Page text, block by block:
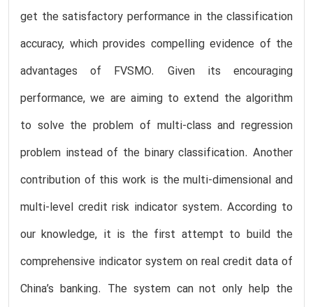
get the satisfactory performance in the classification
accuracy, which provides compelling evidence of the
advantages of FVSMO. Given its encouraging
performance, we are aiming to extend the algorithm
to solve the problem of multi-class and regression
problem instead of the binary classification. Another
contribution of this work is the multi-dimensional and
multi-level credit risk indicator system. According to
our knowledge, it is the first attempt to build the
comprehensive indicator system on real credit data of
China’s banking. The system can not only help the